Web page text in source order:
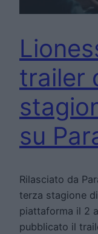
trailer
su
Rilasciato da
terza stagione
piattaforma il 2
pubblicato il